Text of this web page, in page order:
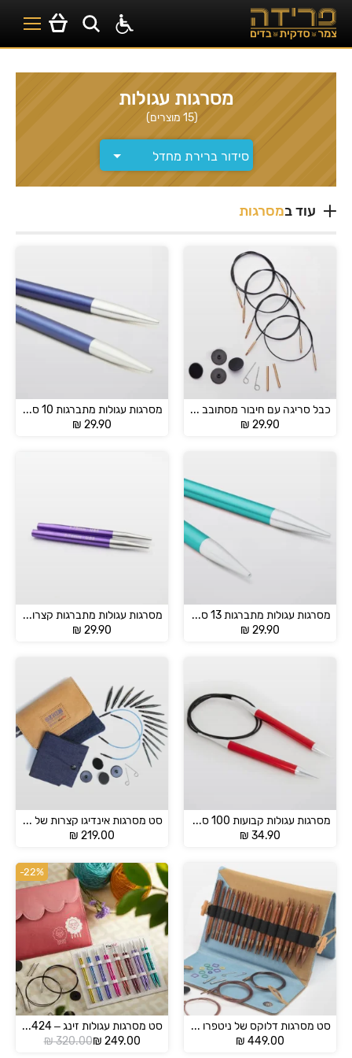
מסרגות עגולות
(15 מוצרים)
עוד במסרגות
כבל סריגה עם חיבור מסתובב – KnitPro
₪ 29.90
מסרגות עגולות מתברגות 10 ס"מ מבית Knitpro
₪ 29.90
מסרגות עגולות מתברגות 13 ס"מ מבית Knitpro
₪ 29.90
מסרגות עגולות מתברגות קצרות 5 ס"מ מבית Knitpro
₪ 29.90
מסרגות עגולות קבועות 100 ס"מ מבית KnitPro
₪ 34.90
סט מסרגות אינדיגו קצרות של ניטפרו – 20645
₪ 219.00
סט מסרגות דלוקס של ניטפרו – Ginger 31281
₪ 449.00
-22%
סט מסרגות עגולות זינג – 47424 Zing
₪320.00
המחיר₪ 249.00
המחיר